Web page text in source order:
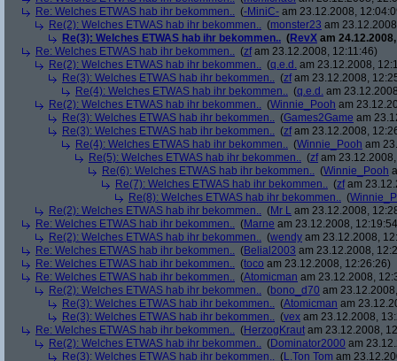
Re: Welches ETWAS hab ihr bekommen.. (-MiniC- am 23.12.2008,
Re(2): Welches ETWAS hab ihr bekommen.. (monster23 am
Re(3): Welches ETWAS hab ihr bekommen.. (RevX am
Re: Welches ETWAS hab ihr bekommen.. (zfam 23.12.2008, 12:11:46)
Re(2): Welches ETWAS hab ihr bekommen.. (q.e.d. am 23.12.2008,
Re(3): Welches ETWAS hab ihr bekommen.. (zfam 23.12.2008,
Re(4): Welches ETWAS hab ihr bekommen.. (q.e.d. am
Re(2): Welches ETWAS hab ihr bekommen.. (Winnie_Pooh am
Re(3): Welches ETWAS hab ihr bekommen.. (Games2Game am
Re(3): Welches ETWAS hab ihr bekommen.. (zfam 23.12.2008,
Re(4): Welches ETWAS hab ihr bekommen.. (Winnie_Pooh am
Re(5): Welches ETWAS hab ihr bekommen.. (zfam
Re(6): Welches ETWAS hab ihr bekommen.. (Winnie_Pooh
Re(7): Welches ETWAS hab ihr bekommen.. (zfam
Re(8): Welches ETWAS hab ihr bekommen.. (
Re(2): Welches ETWAS hab ihr bekommen.. (Mr L am 23.12.2008,
Re: Welches ETWAS hab ihr bekommen.. (Marne am 23.12.2008,
Re(2): Welches ETWAS hab ihr bekommen.. (wendy am 23.12.2008,
Re: Welches ETWAS hab ihr bekommen.. (Belial2003 am 23.12.2008,
Re: Welches ETWAS hab ihr bekommen.. (toco am 23.12.2008, 12:26:26)
Re: Welches ETWAS hab ihr bekommen.. (Atomicman am 23.12.2008,
Re(2): Welches ETWAS hab ihr bekommen.. (bono_d70 am
Re(3): Welches ETWAS hab ihr bekommen.. (Atomicman am
Re(3): Welches ETWAS hab ihr bekommen.. (vex am 23.12.2008,
Re: Welches ETWAS hab ihr bekommen.. (HerzogKraut am 23.12.2008,
Re(2): Welches ETWAS hab ihr bekommen.. (Dominator2000 am
Re(3): Welches ETWAS hab ihr bekommen.. (L.Ton Tom am